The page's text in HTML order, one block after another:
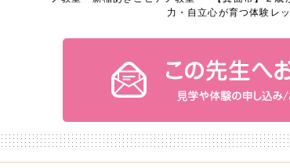
力・自立心が育つ体験レ